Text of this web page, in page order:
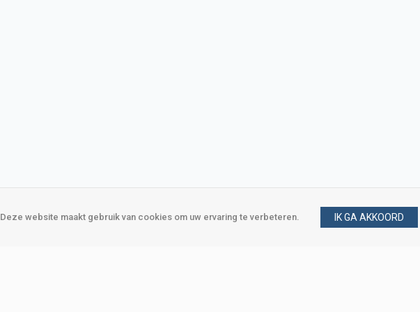
Deze website maakt gebruik van cookies om uw ervaring te verbeteren. IK GA AKKOORD